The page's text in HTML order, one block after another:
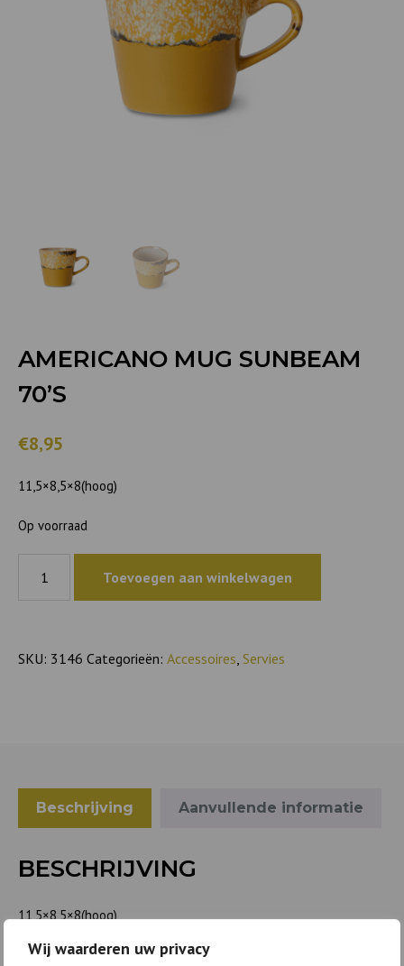
Wij waarderen uw privacy
AMERICANO MUG SUNBEAM
70’S
€8,95
11,5×8,5×8(hoog)
Op voorraad
mug
aantal
Toevoegen aan winkelwagen
SKU: 3146 Categorieën: Accessoires, Servies
Beschrijving Aanvullende informatie
BESCHRIJVING
11,5×8,5×8(hoog)